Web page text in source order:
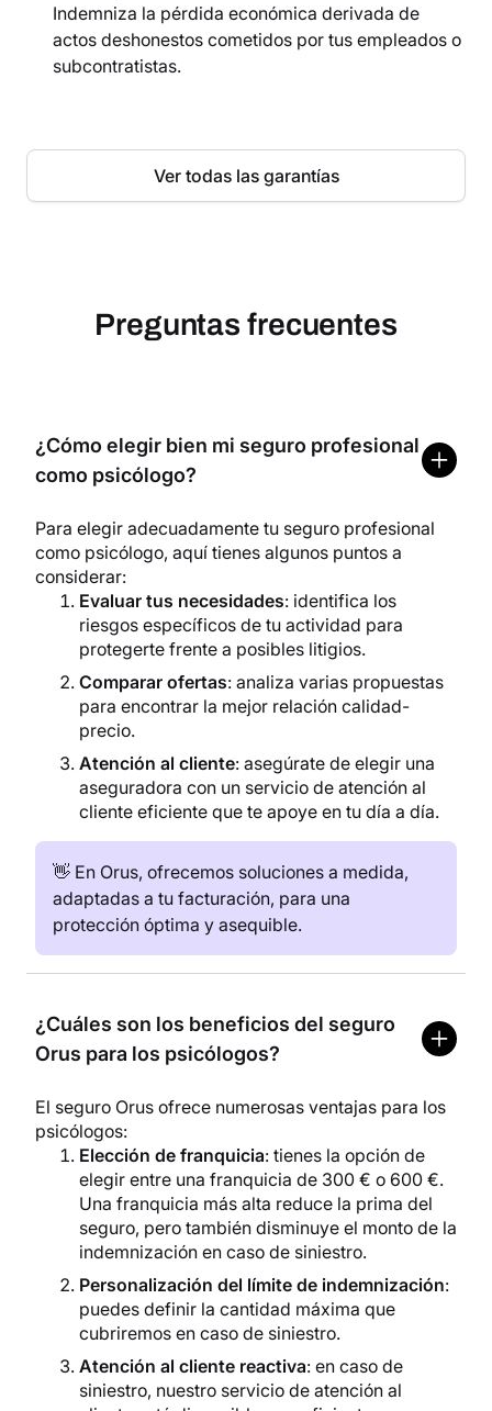
Indemniza la pérdida económica derivada de
actos deshonestos cometidos por tus empleados o
subcontratistas.
Ver todas las garantías
Preguntas frecuentes
¿Cómo elegir bien mi seguro profesional
como psicólogo?
Para elegir adecuadamente tu seguro profesional
como psicólogo, aquí tienes algunos puntos a
considerar:
Evaluar tus necesidades: identifica los
riesgos específicos de tu actividad para
protegerte frente a posibles litigios.
Comparar ofertas: analiza varias propuestas
para encontrar la mejor relación calidad-
precio.
Atención al cliente: asegúrate de elegir una
aseguradora con un servicio de atención al
cliente eficiente que te apoye en tu día a día.
👋 En Orus, ofrecemos soluciones a medida,
adaptadas a tu facturación, para una
protección óptima y asequible.
¿Cuáles son los beneficios del seguro
Orus para los psicólogos?
El seguro Orus ofrece numerosas ventajas para los
psicólogos:
Elección de franquicia: tienes la opción de
elegir entre una franquicia de 300 € o 600 €.
Una franquicia más alta reduce la prima del
seguro, pero también disminuye el monto de la
indemnización en caso de siniestro.
Personalización del límite de indemnización:
puedes definir la cantidad máxima que
cubriremos en caso de siniestro.
Atención al cliente reactiva: en caso de
siniestro, nuestro servicio de atención al